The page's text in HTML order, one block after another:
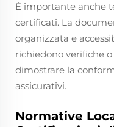
È importante anche
certificati. La
organizzata e
richiedono verifiche
dimostrare la
assicurativi.
Normative